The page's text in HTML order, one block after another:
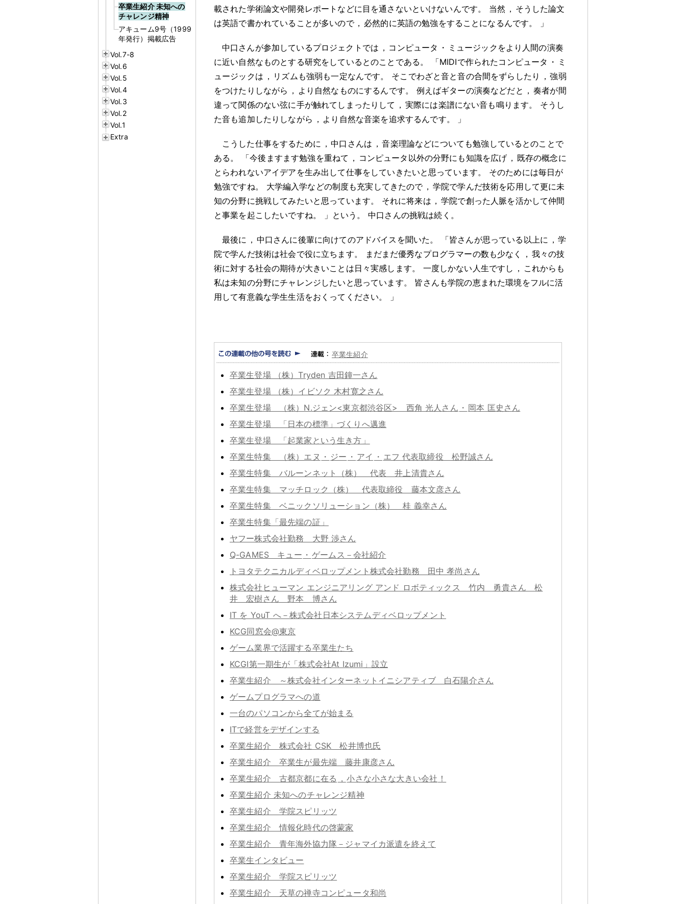
卒業生紹介 未知への
チャレンジ精神
アキューム9号（1999
年発行）掲載広告
Vol.7-8
Vol.6
Vol.5
Vol.4
Vol.3
Vol.2
Vol.1
Extra
載された学術論文や開発レポートなどに目を通さないといけないんです。 当然 ， そうした論文
は英語で書かれていることが多いので ， 必然的に英語の勉強をすることになるんです。 」
中口さんが参加しているプロジェクトでは ， コンピュータ ・ ミュージックをより人間の演奏
に近い自然なものとする研究をしているとのことである 。 「MIDIで作られたコンピュータ ・ ミ
ュージックは ， リズムも強弱も一定なんです。 そこでわざと音と音の合間をずらしたり ， 強弱
をつけたりしながら ， より自然なものにするんです。 例えばギターの演奏などだと ， 奏者が間
違って関係のない弦に手が触れてしまったりして ， 実際には楽譜にない音も鳴ります。
そうし
た音も追加したりしながら ， より自然な音楽を追求するんです。 」
こうした仕事をするために ， 中口さんは ， 音楽理論などについても勉強しているとのことで
ある 。 「今後ますます勉強を重ねて ， コンピュータ以外の分野にも知識を広げ ， 既存の概念に
とらわれないアイデアを生み出して仕事をしていきたいと思っています。
そのためには毎日が
勉強ですね。 大学編入学などの制度も充実してきたので ， 学院で学んだ技術を応用して更に未
知の分野に挑戦してみたいと思っています。 それに将来は ， 学院で創った人脈を活かして仲間
と事業を起こしたいですね。 」という 。 中口さんの挑戦は続く 。
最後に ， 中口さんに後輩に向けてのアドバイスを聞いた 。 「皆さんが思っている以上に ， 学
院で学んだ技術は社会で役に立ちます。 まだまだ優秀なプログラマーの数も少なく ， 我々の技
術に対する社会の期待が大きいことは日々実感します。 一度しかない人生ですし ， これからも
私は未知の分野にチャレンジしたいと思っています。
皆さんも学院の恵まれた環境をフルに活
用して有意義な学生生活をおくってください。 」
卒業生紹介
卒業生登場 （株）Tryden 吉田鐘一さん
卒業生登場 （株）イビソク 木村寛之さん
卒業生登場 （株）N.ジェン<東京都渋谷区> 西角 光人さん ・ 岡本 匡史さん
卒業生登場 「日本の標準」づくりへ邁進
卒業生登場 「起業家という生き方」
卒業生特集 （株）エヌ ・ ジー ・ アイ ・ エフ 代表取締役 松野誠さん
卒業生特集 バルーンネット（株） 代表 井上清貴さん
卒業生特集 マッチロック（株） 代表取締役 藤本文彦さん
卒業生特集 ベニックソリューション（株） 桂 義幸さん
卒業生特集「最先端の証」
ヤフー株式会社勤務 大野 渉さん
Q-GAMES キュー ・ ゲームス－会社紹介
トヨタテクニカルディベロップメント株式会社勤務 田中 孝尚さん
株式会社ヒューマン エンジニアリング アンド ロボティックス 竹内 勇貴さん 松
井 宏樹さん 野本 博さん
IT を YouT へ－株式会社日本システムディベロップメント
KCG同窓会@東京
ゲーム業界で活躍する卒業生たち
KCGI第一期生が「株式会社At Izumi」設立
卒業生紹介 ～株式会社インターネットイニシアティブ 白石陽介さん
ゲームプログラマへの道
一台のパソコンから全てが始まる
ITで経営をデザインする
卒業生紹介 株式会社 CSK 松井博也氏
卒業生紹介 卒業生が最先端 藤井康彦さん
卒業生紹介 古都京都に在る ， 小さな小さな大きい会社 ！
卒業生紹介 未知へのチャレンジ精神
卒業生紹介 学院スピリッツ
卒業生紹介 情報化時代の啓蒙家
卒業生紹介 青年海外協力隊－ジャマイカ派遣を終えて
卒業生インタビュー
卒業生紹介 学院スピリッツ
卒業生紹介 天草の禅寺コンピュータ和尚